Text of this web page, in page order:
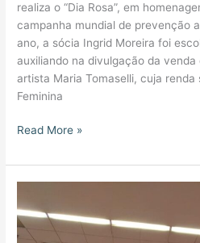
realiza o “Dia Rosa”, em
campanha mundial de prevenção
ano, a sócia Ingrid Moreira foi
auxiliando na divulgação da
artista Maria Tomaselli, cuja renda
Feminina
Read More »
chega
à